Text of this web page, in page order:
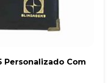
Personalizado Com